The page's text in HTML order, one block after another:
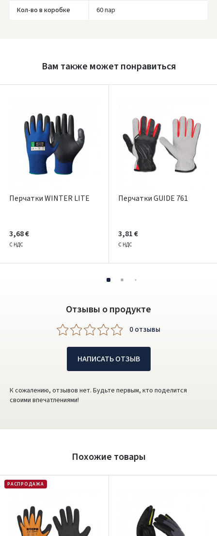
Кол-во в коробке 60 пар
Вам также может понравиться
Перчатки WINTER LITE
3,68 €
С НДС
Перчатки GUIDE 761
3,81 €
С НДС
Отзывы о продукте
0 oтзывы
НАПИСАТЬ ОТЗЫВ
К сожалению, отзывов нет. Будьте первым, кто поделится
своими впечатлениями!
Написать отзыв
Похожие товары
РАСПРОДАЖА
ARBA
Dar neturite paskyros? Registruokites